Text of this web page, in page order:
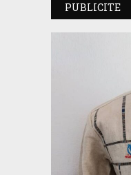
PUBLICITE